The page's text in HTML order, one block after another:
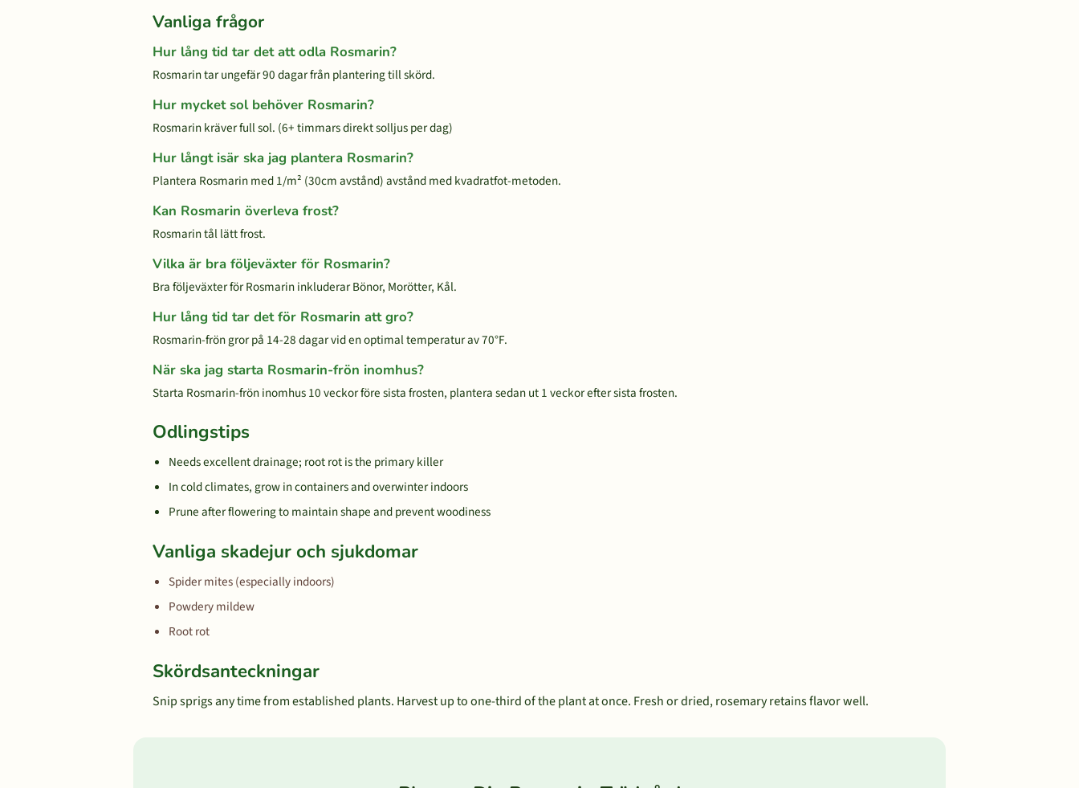
Vanliga frågor
Hur lång tid tar det att odla Rosmarin?
Rosmarin tar ungefär 90 dagar från plantering till skörd.
Hur mycket sol behöver Rosmarin?
Rosmarin kräver full sol. (6+ timmars direkt solljus per dag)
Hur långt isär ska jag plantera Rosmarin?
Plantera Rosmarin med 1/m² (30cm avstånd) avstånd med kvadratfot-metoden.
Kan Rosmarin överleva frost?
Rosmarin tål lätt frost.
Vilka är bra följeväxter för Rosmarin?
Bra följeväxter för Rosmarin inkluderar Bönor, Morötter, Kål.
Hur lång tid tar det för Rosmarin att gro?
Rosmarin-frön gror på 14-28 dagar vid en optimal temperatur av 70°F.
När ska jag starta Rosmarin-frön inomhus?
Starta Rosmarin-frön inomhus 10 veckor före sista frosten, plantera sedan ut 1 veckor efter sista frosten.
Odlingstips
Needs excellent drainage; root rot is the primary killer
In cold climates, grow in containers and overwinter indoors
Prune after flowering to maintain shape and prevent woodiness
Vanliga skadejur och sjukdomar
Spider mites (especially indoors)
Powdery mildew
Root rot
Skördsanteckningar
Snip sprigs any time from established plants. Harvest up to one-third of the plant at once. Fresh or dried, rosemary retains flavor well.